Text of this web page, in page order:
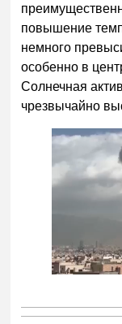
повышение
немного
особенно в
Солнечная
чрезвычайно